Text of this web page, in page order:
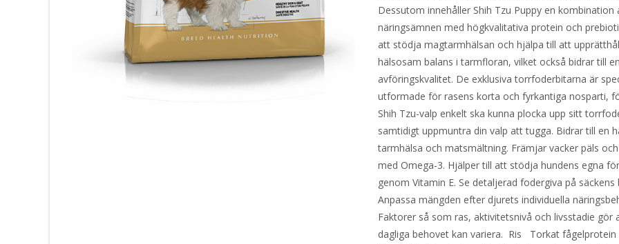
Dessutom innehåller Shih Tzu Puppy en kombination
näringsämnen med högkvalitativa protein och
att stödja magtarmhälsan och hjälpa till att
hälsosam balans i tarmfloran, vilket också bidrar till
avföringskvalitet. De exklusiva torrfoderbitarna är
utformade för rasens korta och fyrkantiga nosparti,
Shih Tzu-valp enkelt ska kunna plocka upp sitt
samtidigt uppmuntra din valp att tugga. Bidrar till en
tarmhälsa och matsmältning. Främjar vacker päls
med Omega-3. Hjälper till att stödja hundens egna
genom Vitamin E. Se detaljerad fodergiva på säckens
Anpassa mängden efter djurets individuella
Faktorer så som ras, aktivitetsnivå och livsstadie gör
dagliga behovet kan variera. Ris Torkat fågelprotein